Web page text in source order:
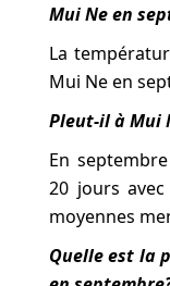
Mui Ne en
La
Mui Ne en
Pleut-il à Mui
En
20 jours
moyennes
Quelle est la